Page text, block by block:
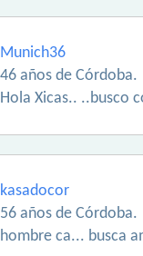
Munich36
46 años de Córdoba.
Hola Xicas.. ..busco
kasadocor
56 años de Córdoba.
hombre ca... busca